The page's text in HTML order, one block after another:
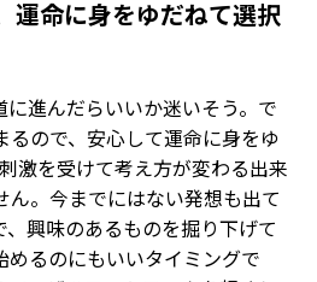
運命に身をゆだねて選択
進んだらいいか迷いそう。で
るので、安心して運命に身をゆ
激を受けて考え方が変わる出来
ん。今までにはない発想も出て
興味のあるものを掘り下げて
めるのにもいいタイミングで